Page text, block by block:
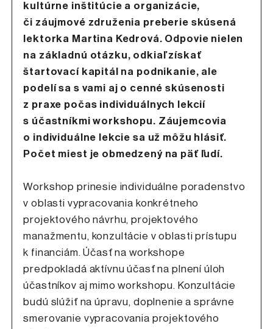
kultúrne inštitúcie a organizácie,
či záujmové združenia preberie skúsená
lektorka Martina Kedrová. Odpovie nielen
na základnú otázku, odkiaľ získať
štartovací kapitál na podnikanie, ale
podelí sa s vami aj o cenné skúsenosti
z praxe počas individuálnych lekcií
s účastníkmi workshopu. Záujemcovia
o individuálne lekcie sa už môžu hlásiť.
Počet miest je obmedzený na päť ľudí.
Workshop prinesie individuálne poradenstvo
v oblasti vypracovania konkrétneho
projektového návrhu, projektového
manažmentu, konzultácie v oblasti prístupu
k financiám. Účasť na workshope
predpokladá aktívnu účasť na plnení úloh
účastníkov aj mimo workshopu. Konzultácie
budú slúžiť na úpravu, doplnenie a správne
smerovanie vypracovania projektového